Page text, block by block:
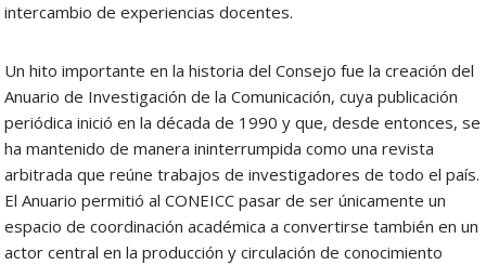
intercambio de experiencias docentes.
Un hito importante en la historia del Consejo fue la creación del
Anuario de Investigación de la Comunicación, cuya publicación
periódica inició en la década de 1990 y que, desde entonces, se
ha mantenido de manera ininterrumpida como una revista
arbitrada que reúne trabajos de investigadores de todo el país.
El Anuario permitió al CONEICC pasar de ser únicamente un
espacio de coordinación académica a convertirse también en un
actor central en la producción y circulación de conocimiento